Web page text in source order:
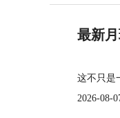
最新
这不只是
2026-08-